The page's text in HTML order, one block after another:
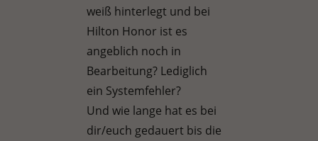
weiß hinterlegt und bei
Hilton Honor ist es
angeblich noch in
Bearbeitung? Lediglich
ein Systemfehler?
Und wie lange hat es bei
dir/euch gedauert bis die